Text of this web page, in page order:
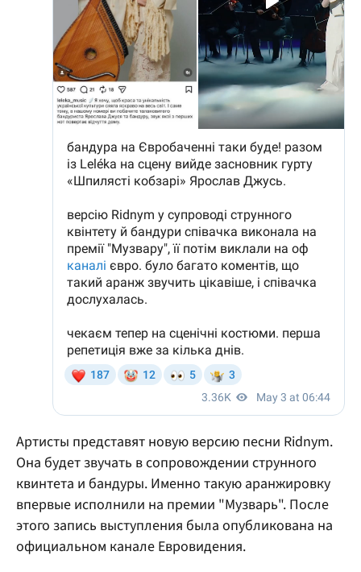
Артисты представят новую версию песни Ridnym.
Она будет звучать в сопровождении струнного
квинтета и бандуры. Именно такую аранжировку
впервые исполнили на премии "Музварь". После
этого запись выступления была опубликована на
официальном канале Евровидения.